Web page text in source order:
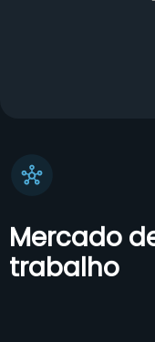
Mercado
trabalho